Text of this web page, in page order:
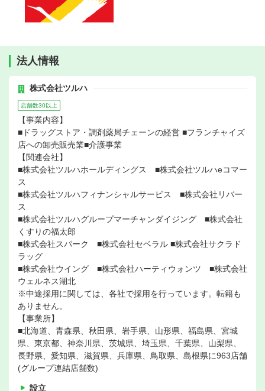
法人情報
株式会社ツルハ
店舗数30以上
【事業内容】
■ドラッグストア・調剤薬局チェーンの経営 ■フランチャイズ
店への卸売販売業■介護事業
【関連会社】
■株式会社ツルハホールディングス ■株式会社ツルハeコマー
ス
■株式会社ツルハフィナンシャルサービス ■株式会社リバー
ス
■株式会社ツルハグループマーチャンダイジング ■株式会社
くすりの福太郎
■株式会社スパーク ■株式会社セベラル ■株式会社サクラド
ラッグ
■株式会社ウイング ■株式会社ハーティウォンツ ■株式会社
ウェルネス湖北
※中途採用に関しては、各社で採用を行っています。転籍も
ありません。
【事業所】
■北海道、青森県、秋田県、岩手県、山形県、福島県、宮城
県、東京都、神奈川県、茨城県、埼玉県、千葉県、山梨県、
長野県、愛知県、滋賀県、兵庫県、鳥取県、島根県に963店舗
(グループ連結店舗数)
設立